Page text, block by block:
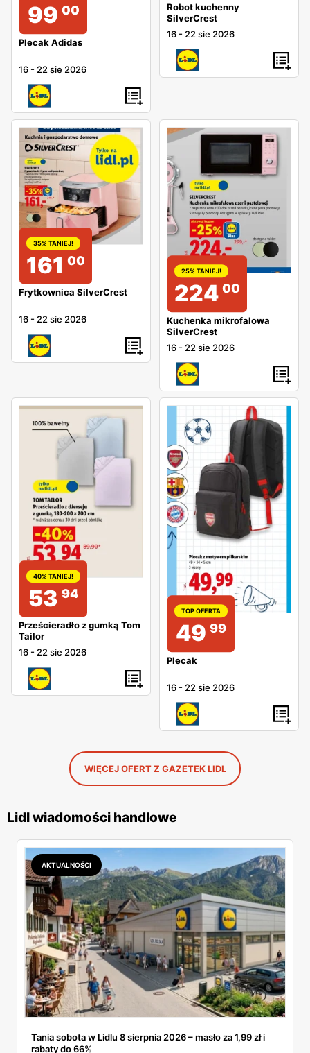
99 00
Plecak Adidas
16 - 22 sie 2026
Robot kuchenny
SilverCrest
16 - 22 sie 2026
35% TANIEJ!
161 00
Frytkownica SilverCrest
16 - 22 sie 2026
25% TANIEJ!
224 00
Kuchenka mikrofalowa
SilverCrest
16 - 22 sie 2026
40% TANIEJ!
53 94
Prześcieradło z gumką Tom
Tailor
16 - 22 sie 2026
TOP OFERTA
49 99
Plecak
16 - 22 sie 2026
WIĘCEJ OFERT Z GAZETEK LIDL
Lidl wiadomości handlowe
AKTUALNOŚCI
Tania sobota w Lidlu 8 sierpnia 2026 – masło za 1,99 zł i
rabaty do 66%